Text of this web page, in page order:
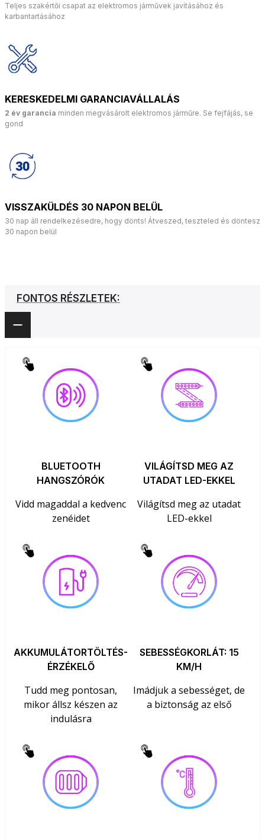
Teljes szakértői csapat az elektromos járművek javításához és
karbantartásához
KERESKEDELMI GARANCIAVÁLLALÁS
2 év garancia minden megvásárolt elektromos járműre. Se fejfájás, se
gond
VISSZAKÜLDÉS 30 NAPON BELÜL
30 nap áll rendelkezésedre, hogy dönts! Átveszed, teszteled és döntesz
30 napon belül
FONTOS RÉSZLETEK:
BLUETOOTH
HANGSZÓRÓK
Vidd magaddal a kedvenc
zenéidet
VILÁGÍTSD MEG AZ
UTADAT LED-EKKEL
Világítsd meg az utadat
LED-ekkel
AKKUMULÁTORTÖLTÉS-
ÉRZÉKELŐ
Tudd meg pontosan,
mikor állsz készen az
indulásra
SEBESSÉGKORLÁT: 15
KM/H
Imádjuk a sebességet, de
a biztonság az első